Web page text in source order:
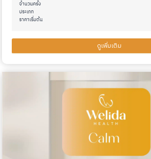
จำนวนครั้ง
ประเภท
ราคาเริ่มต้น
ดูเพิ่มเติม